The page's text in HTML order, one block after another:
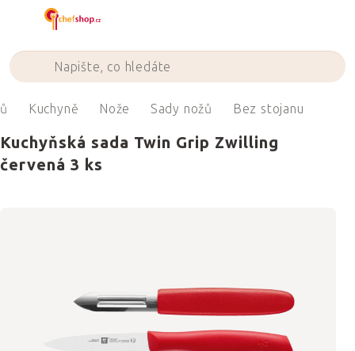
Kuchyně Nože Sady nožů Bez stojanu
Kuchyňská sada Twin Grip Zwilling
červená 3 ks